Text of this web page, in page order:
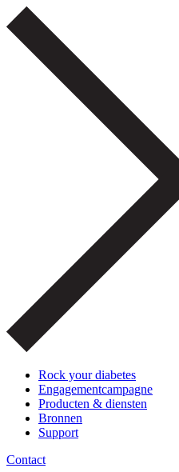
Rock your diabetes
Engagementcampagne
Producten & diensten
Bronnen
Support
Contact